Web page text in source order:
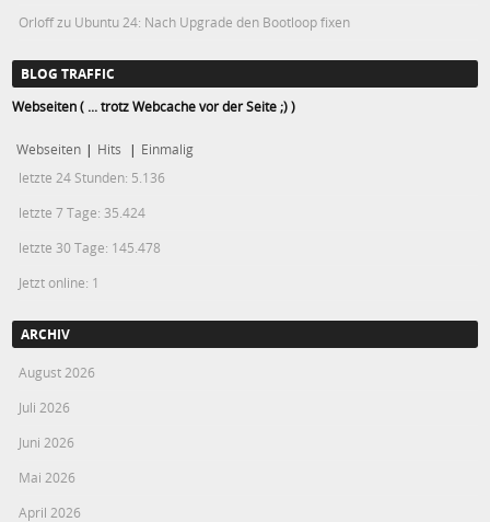
Orloffzu Ubuntu 24: Nach Upgrade den Bootloop fixen
BLOG TRAFFIC
Webseiten ( ... trotz Webcache vor der Seite ;) )
Webseiten | Hits | Einmalig
letzte 24 Stunden: 5.136
letzte 7 Tage: 35.424
letzte 30 Tage: 145.478
Jetzt online: 1
ARCHIV
August 2026
Juli 2026
Juni 2026
Mai 2026
April 2026